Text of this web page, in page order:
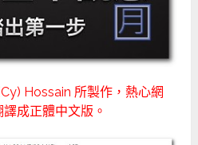
Hossain 所製作，熱心網
譯成正體中文版。